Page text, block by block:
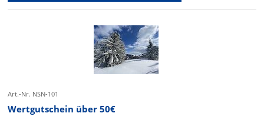
Art.-Nr. NSN-101
Wertgutschein über 50€